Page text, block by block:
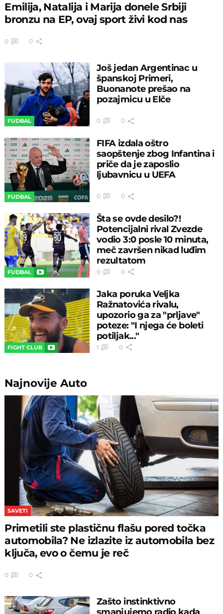
Emilija, Natalija i Marija donele Srbiji
bronzu na EP, ovaj sport živi kod nas
0 0
FUDBAL
Još jedan Argentinac u
španskoj Primeri,
Buonanote prešao na
pozajmicu u Elče
0 0
FUDBAL
FIFA izdala oštro
saopštenje zbog Infantina i
priče da je zaposlio
ljubavnicu u UEFA
0 0
FUDBAL
Šta se ovde desilo?!
Potencijalni rival Zvezde
vodio 3:0 posle 10 minuta,
meč završen nikad luđim
rezultatom
0 0
FIGHT CLUB
Jaka poruka Veljka
Ražnatovića rivalu,
upozorio ga za "prljave"
poteze: "I njega će boleti
potiljak..."
1 0
NajnovijeAuto
SAVETI
Primetili ste plastičnu flašu pored točka
automobila? Ne izlazite iz automobila bez
ključa, evo o čemu je reč
0 0
Zašto instinktivno
smanjujemo radio kada